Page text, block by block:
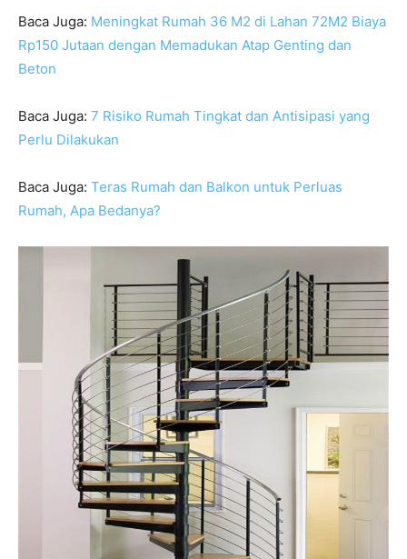
Baca Juga: Meningkat Rumah 36 M2 di Lahan 72M2 Biaya
Rp150 Jutaan dengan Memadukan Atap Genting dan
Beton
Baca Juga: 7 Risiko Rumah Tingkat dan Antisipasi yang
Perlu Dilakukan
Baca Juga: Teras Rumah dan Balkon untuk Perluas
Rumah, Apa Bedanya?